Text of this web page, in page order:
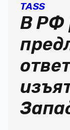
TASS
В РФ